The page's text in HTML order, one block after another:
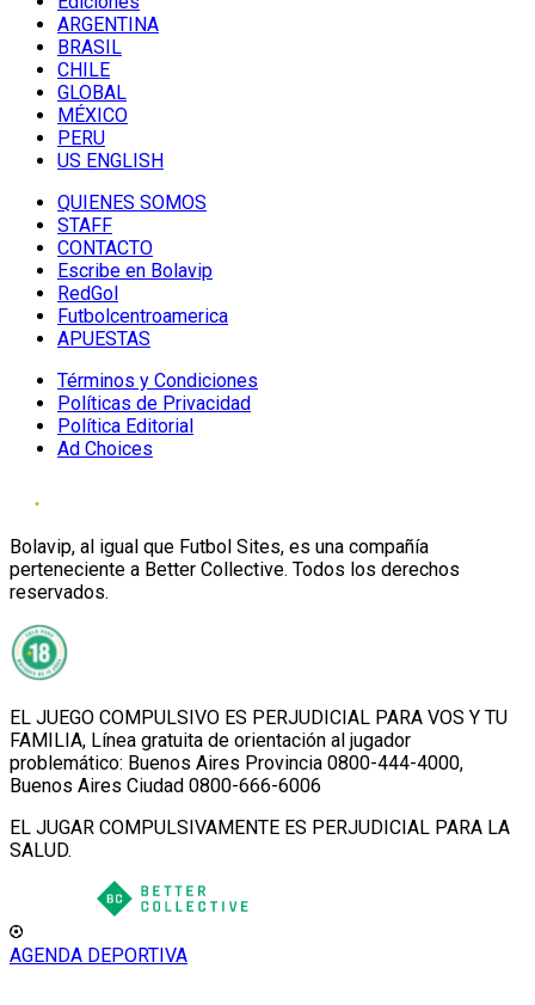
ARGENTINA
BRASIL
CHILE
GLOBAL
MÉXICO
PERU
US ENGLISH
QUIENES SOMOS
STAFF
CONTACTO
Escribe en Bolavip
RedGol
Futbolcentroamerica
APUESTAS
Términos y Condiciones
Políticas de Privacidad
Política Editorial
Ad Choices
Bolavip, al igual que Futbol Sites, es una compañía
perteneciente a Better Collective. Todos los derechos
reservados.
EL JUEGO COMPULSIVO ES PERJUDICIAL PARA VOS Y TU
FAMILIA, Línea gratuita de orientación al jugador
problemático: Buenos Aires Provincia 0800-444-4000,
Buenos Aires Ciudad 0800-666-6006
EL JUGAR COMPULSIVAMENTE ES PERJUDICIAL PARA LA
SALUD.
AGENDA DEPORTIVA